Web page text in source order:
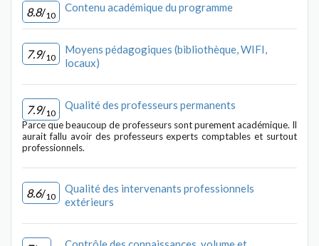
8.8/10
Contenu académique du programme
7.9/10
Moyens pédagogiques (bibliothèque, WIFI,
locaux)
7.9/10
Qualité des professeurs permanents
Parce que beaucoup de professeurs sont purement académique. Il
aurait fallu avoir des professeurs experts comptables et surtout
professionnels.
8.6/10
Qualité des intervenants professionnels
extérieurs